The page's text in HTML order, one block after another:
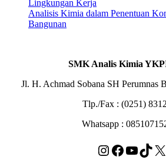
Lingkungan Kerja
Analisis Kimia dalam Penentuan
Bangunan
SMK Analis Kimia
Jl. H. Achmad Sobana SH Perumnas
Tlp./Fax : (0251)
Whatsapp :
Instagram
Facebook
X